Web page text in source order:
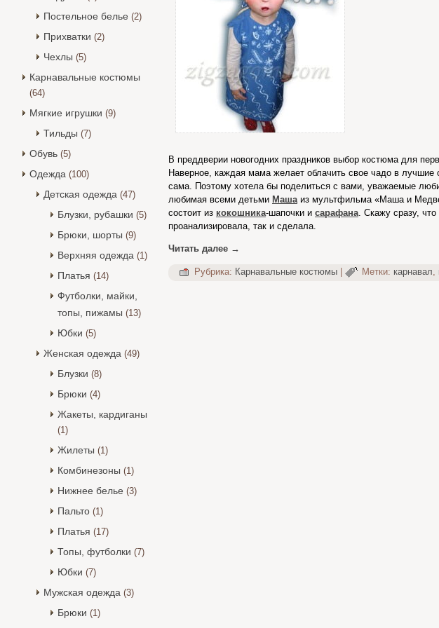
Постельное белье (2)
Прихватки (2)
Чехлы (5)
Карнавальные костюмы
(64)
Мягкие игрушки (9)
Тильды (7)
Обувь (5)
Одежда (100)
Детская одежда (47)
Блузки, рубашки (5)
Брюки, шорты (9)
Верхняя одежда (1)
Платья (14)
Футболки, майки,
топы, пижамы (13)
Юбки (5)
Женская одежда (49)
Блузки (8)
Брюки (4)
Жакеты, кардиганы
(1)
Жилеты (1)
Комбинезоны (1)
Нижнее белье (3)
Пальто (1)
Платья (17)
Топы, футболки (7)
Юбки (7)
Мужская одежда (3)
Брюки (1)
В преддверии новогодних праздников выбор костюма для
Наверное, каждая мама желает облачить свое чадо в
сама. Поэтому хотела бы поделиться с вами, уважаемые
любимая всеми детьми Машаиз мультфильма «Маша и
состоит из кокошника-шапочки и сарафана. Скажу сразу,
проанализировала, так и сделала.
Читать далее →
Рубрика: Карнавальные костюмы Метки: карнавал,